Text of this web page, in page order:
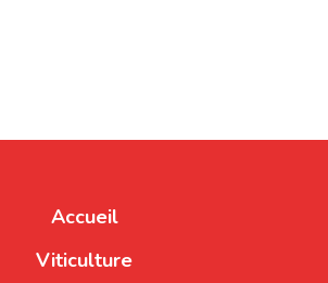
Accueil
Viticulture